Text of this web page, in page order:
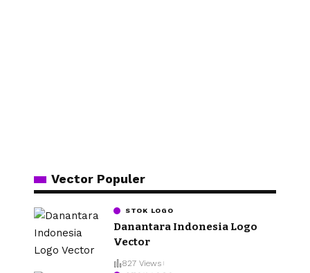
Vector Populer
STOK LOGO
Danantara Indonesia Logo
Vector
827 Views